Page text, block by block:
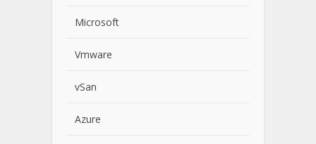
Microsoft
Vmware
vSan
Azure